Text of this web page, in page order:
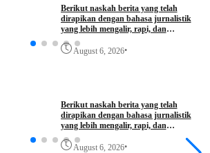
Berikut naskah berita yang telah
dirapikan dengan bahasa jurnalistik
yang lebih mengalir, rapi, dan
profesional.
August 6, 2026•
Berikut naskah berita yang telah
dirapikan dengan bahasa jurnalistik
yang lebih mengalir, rapi, dan
profesional.
August 6, 2026•